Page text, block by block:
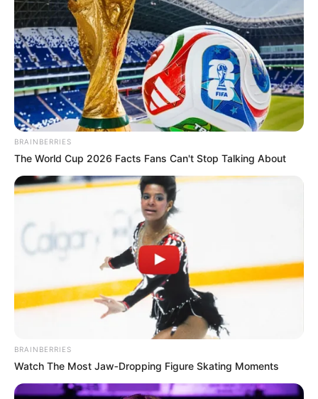
BRAINBERRIES
The World Cup 2026 Facts Fans Can't Stop Talking About
BRAINBERRIES
Watch The Most Jaw‑Dropping Figure Skating Moments